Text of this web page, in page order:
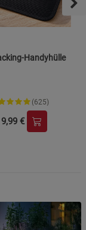
Handyhülle
(625)
9,99 €